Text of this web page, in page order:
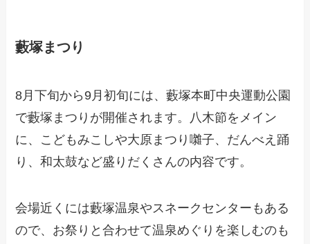
藪塚まつり
8月下旬から9月初旬には、藪塚本町中央運動公園
で藪塚まつりが開催されます。八木節をメイン
に、こどもみこしや大原まつり囃子、だんべえ踊
り、和太鼓など盛りだくさんの内容です。
会場近くには藪塚温泉やスネークセンターもある
ので、お祭りと合わせて温泉めぐりを楽しむのも